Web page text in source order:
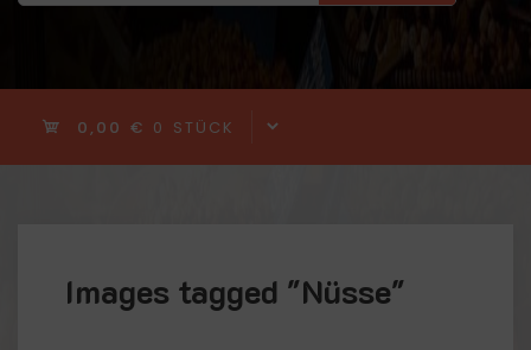
0,00 € 0 STÜCK
Images tagged "Nüsse"